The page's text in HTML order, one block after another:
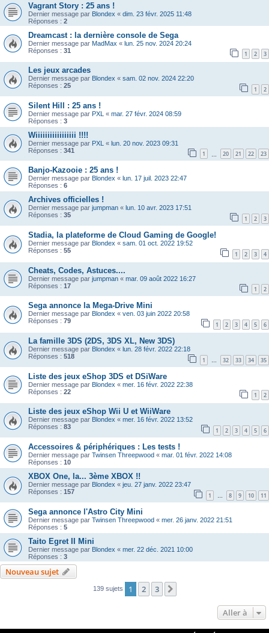
Vagrant Story : 25 ans !
Dernier message par Blondex « dim. 23 févr. 2025 11:48
Réponses : 2
Dreamcast : la dernière console de Sega
Dernier message par MadMax « lun. 25 nov. 2024 20:24
Réponses : 31 1 2 3
Les jeux arcades
Dernier message par Blondex « sam. 02 nov. 2024 22:20
Réponses : 25 1 2
Silent Hill : 25 ans !
Dernier message par PXL « mar. 27 févr. 2024 08:59
Réponses : 3
Wiiiiiiiiiiiiiiiii !!!!
Dernier message par PXL « lun. 20 nov. 2023 09:31
Réponses : 341 1 20 21 22 23
Banjo-Kazooie : 25 ans !
Dernier message par Blondex « lun. 17 juil. 2023 22:47
Réponses : 6
Archives officielles !
Dernier message par jumpman « lun. 10 avr. 2023 17:51
Réponses : 35 1 2 3
Stadia, la plateforme de Cloud Gaming de Google!
Dernier message par Blondex « sam. 01 oct. 2022 19:52
Réponses : 55 1 2 3 4
Cheats, Codes, Astuces....
Dernier message par jumpman « mar. 09 août 2022 16:27
Réponses : 17 1 2
Sega annonce la Mega-Drive Mini
Dernier message par Blondex « ven. 03 juin 2022 20:58
Réponses : 79 1 2 3 4 5 6
La famille 3DS (2DS, 3DS XL, New 3DS)
Dernier message par Blondex « lun. 28 févr. 2022 22:18
Réponses : 518 1 … 32 33 34 35
Liste des jeux eShop 3DS et DSiWare
Dernier message par Blondex « mer. 16 févr. 2022 22:38
Réponses : 22 1 2
Liste des jeux eShop Wii U et WiiWare
Dernier message par Blondex « mer. 16 févr. 2022 13:52
Réponses : 83 1 2 3 4 5 6
Accessoires & périphériques : Les tests !
Dernier message par Twinsen Threepwood « mar. 01 févr. 2022 14:08
Réponses : 10
XBOX One, la... 3ème XBOX !!
Dernier message par Blondex « jeu. 27 janv. 2022 23:47
Réponses : 157 1 … 8 9 10 11
Sega annonce l'Astro City Mini
Dernier message par Twinsen Threepwood « mer. 26 janv. 2022 21:51
Réponses : 5
Taito Egret II Mini
Dernier message par Blondex « mer. 22 déc. 2021 10:00
Réponses : 3
Nouveau sujet
139 sujets 1 2 3
Aller à